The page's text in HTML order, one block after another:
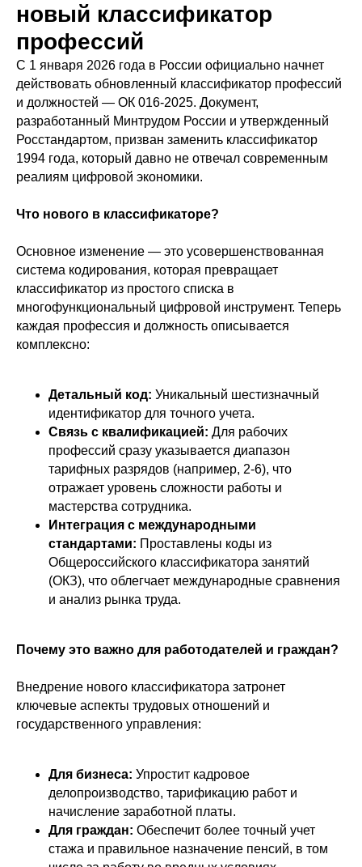
новый классификатор
профессий
С 1 января 2026 года в России официально начнет
действовать обновленный классификатор профессий
и должностей — ОК 016-2025. Документ,
разработанный Минтрудом России и утвержденный
Росстандартом, призван заменить классификатор
1994 года, который давно не отвечал современным
реалиям цифровой экономики.
Что нового в классификаторе?
Основное изменение — это усовершенствованная
система кодирования, которая превращает
классификатор из простого списка в
многофункциональный цифровой инструмент. Теперь
каждая профессия и должность описывается
комплексно:
Детальный код: Уникальный шестизначный
идентификатор для точного учета.
Связь с квалификацией: Для рабочих
профессий сразу указывается диапазон
тарифных разрядов (например, 2-6), что
отражает уровень сложности работы и
мастерства сотрудника.
Интеграция с международными
стандартами: Проставлены коды из
Общероссийского классификатора занятий
(ОКЗ), что облегчает международные сравнения
и анализ рынка труда.
Почему это важно для работодателей и граждан?
Внедрение нового классификатора затронет
ключевые аспекты трудовых отношений и
государственного управления:
Для бизнеса: Упростит кадровое
делопроизводство, тарификацию работ и
начисление заработной платы.
Для граждан: Обеспечит более точный учет
стажа и правильное назначение пенсий, в том